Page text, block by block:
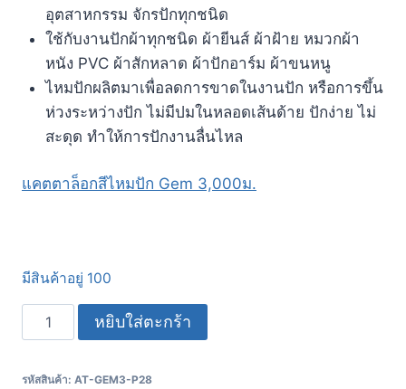
อุตสาหกรรม จักรปักทุกชนิด
ใช้กับงานปักผ้าทุกชนิด ผ้ายีนส์ ผ้าฝ้าย หมวกผ้า
หนัง PVC ผ้าสักหลาด ผ้าปักอาร์ม ผ้าขนหนู
ไหมปักผลิตมาเพื่อลดการขาดในงานปัก หรือการขึ้น
ห่วงระหว่างปัก ไม่มีปมในหลอดเส้นด้าย ปักง่าย ไม่
สะดุด ทำให้การปักงานลื่นไหล
แคตตาล็อกสีไหมปัก Gem 3,000ม.
มีสินค้าอยู่ 100
หยิบใส่ตะกร้า
รหัสสินค้า: AT-GEM3-P28